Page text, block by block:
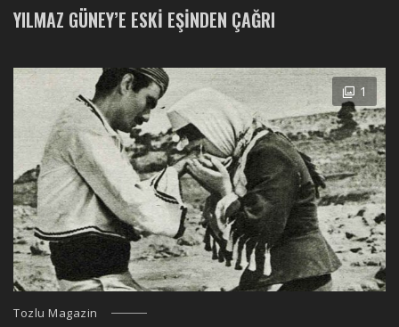
YILMAZ GÜNEY’E ESKI EŞINDEN ÇAĞRI
1
Tozlu Magazin